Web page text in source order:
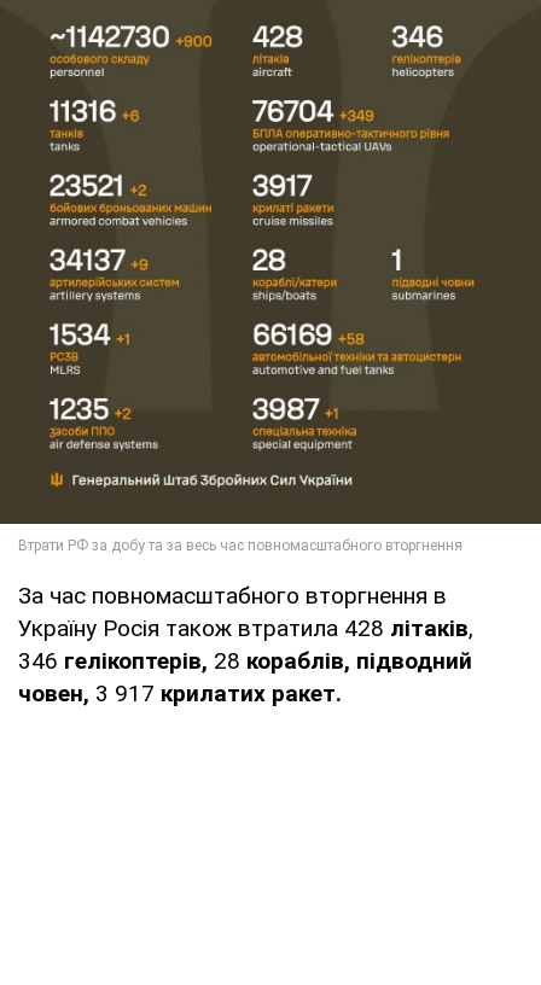
За час повномасштабного вторгнення в
Україну Росія також втратила 428 літаків,
346 гелікоптерів, 28 кораблів, підводний
човен, 3 917 крилатих ракет.